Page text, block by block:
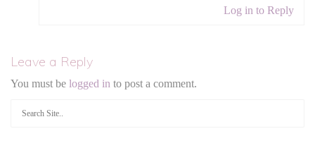
Log in to Reply
Leave a Reply
You must be logged in to post a comment.